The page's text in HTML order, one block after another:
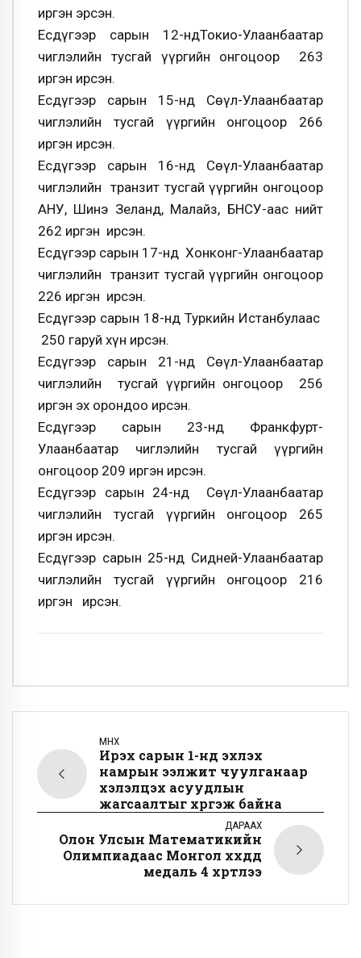
иргэн эрсэн.
Есдүгээр сарын 12-ндТокио-Улаанбаатар
чиглэлийн тусгай үүргийн онгоцоор 263
иргэн ирсэн.
Есдүгээр сарын 15-нд Сөүл-Улаанбаатар
чиглэлийн тусгай үүргийн онгоцоор 266
иргэн ирсэн.
Есдүгээр сарын 16-нд Сөүл-Улаанбаатар
чиглэлийн транзит тусгай үүргийн онгоцоор
АНУ, Шинэ Зеланд, Малайз, БНСУ-аас нийт
262 иргэн ирсэн.
Есдүгээр сарын 17-нд Хонконг-Улаанбаатар
чиглэлийн транзит тусгай үүргийн онгоцоор
226 иргэн ирсэн.
Есдүгээр сарын 18-нд Туркийн Истанбулаас
250 гаруй хүн ирсэн.
Есдүгээр сарын 21-нд Сөүл-Улаанбаатар
чиглэлийн тусгай үүргийн онгоцоор 256
иргэн эх орондоо ирсэн.
Есдүгээр сарын 23-нд Франкфурт-
Улаанбаатар чиглэлийн тусгай үүргийн
онгоцоор 209 иргэн ирсэн.
Есдүгээр сарын 24-нд Сөүл-Улаанбаатар
чиглэлийн тусгай үүргийн онгоцоор 265
иргэн ирсэн.
Есдүгээр сарын 25-нд Сидней-Улаанбаатар
чиглэлийн тусгай үүргийн онгоцоор 216
иргэн ирсэн.
ӨМНӨХ
Ирэх сарын 1-нд эхлэх
намрын ээлжит чуулганаар
хэлэлцэх асуудлын
жагсаалтыг хүргэж байна
ДАРААХ
Олон Улсын Математикийн
Олимпиадаас Монгол хүүхдүүд
медаль 4 хүртлээ